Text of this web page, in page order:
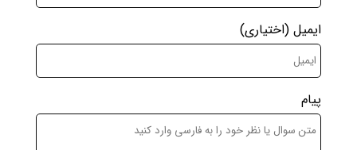
ایمیل (اختیاری)
پیام